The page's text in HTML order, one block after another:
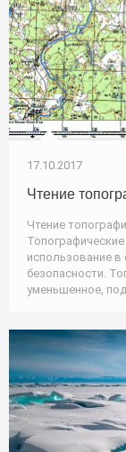
17.10.2017
Чтение
Чтение
использование в
безопасности.
уменьшенное,